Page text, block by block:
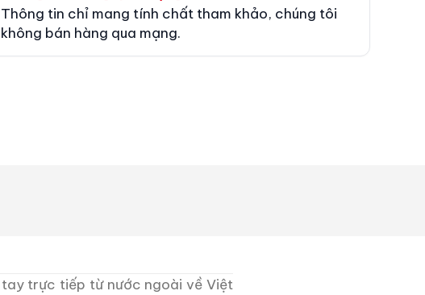
Thông tin chỉ mang tính chất tham khảo, chúng tôi
không bán hàng qua mạng.
tay trực tiếp từ nước ngoài về Việt